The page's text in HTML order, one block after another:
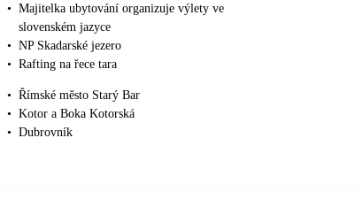
• Majitelka ubytování organizuje výlety ve
slovenském jazyce
• NP Skadarské jezero
• Rafting na řece tara
• Římské město Starý Bar
• Kotor a Boka Kotorská
• Dubrovník